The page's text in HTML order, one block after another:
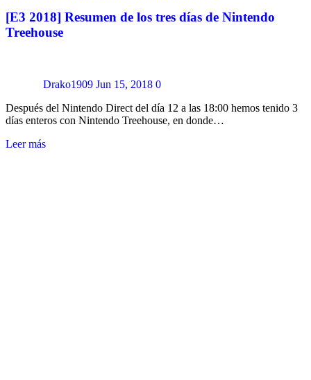
[E3 2018] Resumen de los tres días de Nintendo
Treehouse
Drako1909 Jun 15, 2018 0
Después del Nintendo Direct del día 12 a las 18:00 hemos tenido 3
días enteros con Nintendo Treehouse, en donde…
Leer más